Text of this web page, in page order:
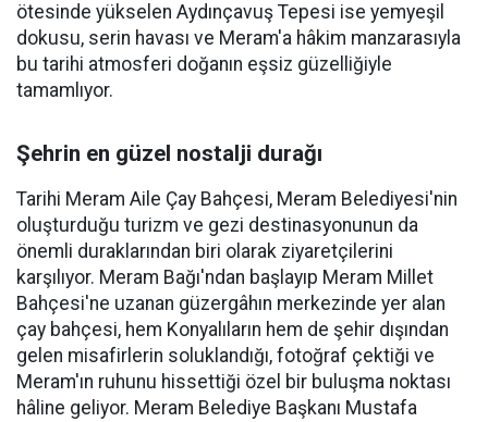
ötesinde yükselen Aydınçavuş Tepesi ise yemyeşil
dokusu, serin havası ve Meram'a hâkim manzarasıyla
bu tarihi atmosferi doğanın eşsiz güzelliğiyle
tamamlıyor.
Şehrin en güzel nostalji durağı
Tarihi Meram Aile Çay Bahçesi, Meram Belediyesi'nin
oluşturduğu turizm ve gezi destinasyonunun da
önemli duraklarından biri olarak ziyaretçilerini
karşılıyor. Meram Bağı'ndan başlayıp Meram Millet
Bahçesi'ne uzanan güzergâhın merkezinde yer alan
çay bahçesi, hem Konyalıların hem de şehir dışından
gelen misafirlerin soluklandığı, fotoğraf çektiği ve
Meram'ın ruhunu hissettiği özel bir buluşma noktası
hâline geliyor. Meram Belediye Başkanı Mustafa